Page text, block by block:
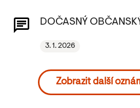
DOČASNÝ
3. 1. 2026
Zobrazit další